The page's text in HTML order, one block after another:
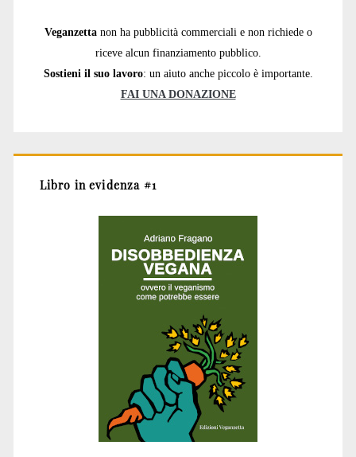
Veganzetta non ha pubblicità commerciali e non richiede o
riceve alcun finanziamento pubblico.
Sostieni il suo lavoro: un aiuto anche piccolo è importante.
FAI UNA DONAZIONE
Libro in evidenza #1